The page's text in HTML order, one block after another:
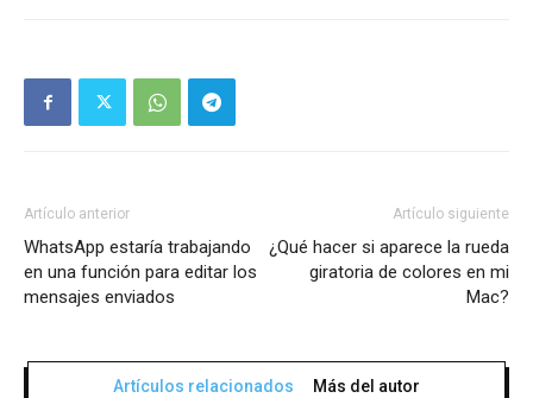
Artículo anterior
WhatsApp estaría trabajando
en una función para editar los
mensajes enviados
Artículo siguiente
¿Qué hacer si aparece la rueda
giratoria de colores en mi
Mac?
Artículos relacionados Más del autor